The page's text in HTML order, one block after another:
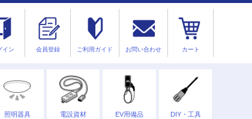
イン 会員登録 ご利用ガイド お問い合わせ カート
照明器具 電設資材 EV用備品 DIY・工具